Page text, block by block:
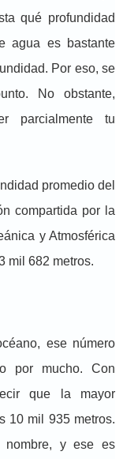
qué profundidad
agua es bastante
Por eso, se
No obstante,
parcialmente tu
promedio del
compartida por la
y Atmosférica
mil 682 metros.
ese número
por mucho. Con
que la mayor
10 mil 935 metros.
nombre, y ese es